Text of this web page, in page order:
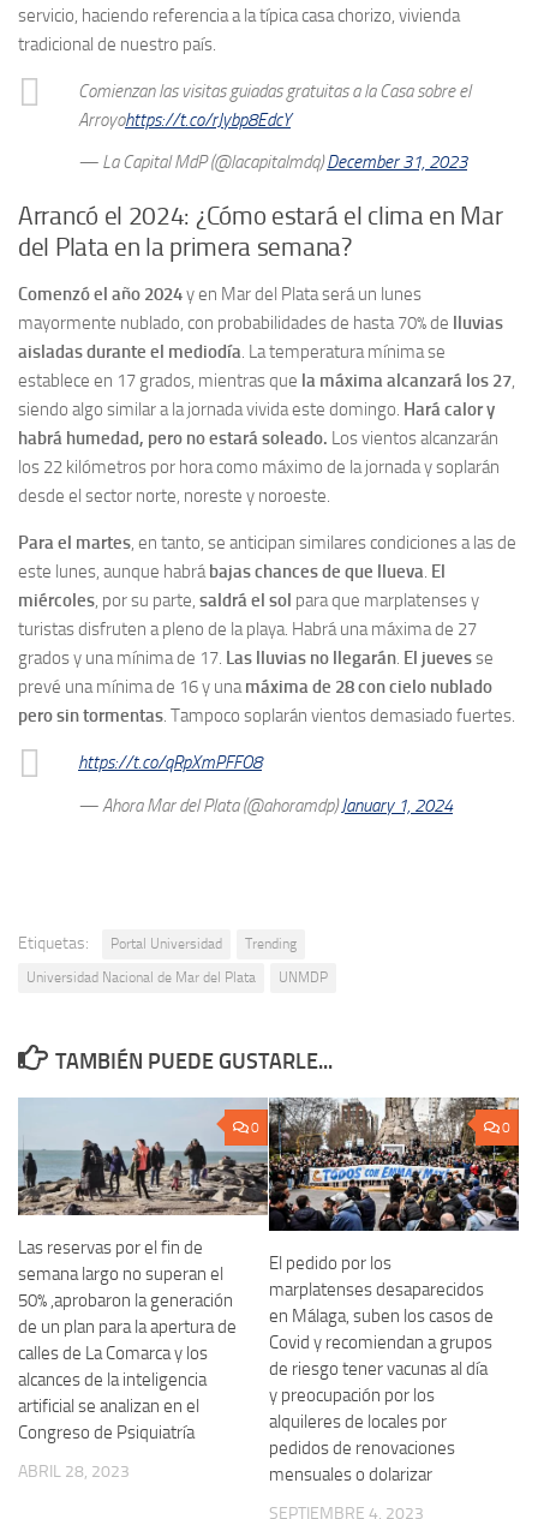
servicio, haciendo referencia a la típica casa chorizo, vivienda
tradicional de nuestro país.
Comienzan las visitas guiadas gratuitas a la Casa sobre el
Arroyohttps://t.co/rJybp8EdcY
— La Capital MdP (@lacapitalmdq)December 31, 2023
Arrancó el 2024: ¿Cómo estará el clima en Mar
del Plata en la primera semana?
Comenzó el año 2024y en Mar del Plata será un lunes
mayormente nublado, con probabilidades de hasta 70% de
lluvias
aisladas durante el mediodía. La temperatura mínima se
establece en 17 grados, mientras que la máxima alcanzará los 27,
siendo algo similar a la jornada vivida este domingo. Hará calor y
habrá humedad, pero no estará soleado. Los vientos alcanzarán
los 22 kilómetros por hora como máximo de la jornada y soplarán
desde el sector norte, noreste y noroeste.
Para el martes, en tanto, se anticipan similares condiciones a las de
este lunes, aunque habrá bajas chances de que llueva. El
miércoles, por su parte, saldrá el sol para que marplatenses y
turistas disfruten a pleno de la playa. Habrá una máxima de 27
grados y una mínima de 17. Las lluvias no llegarán. El juevesse
prevé una mínima de 16 y unamáxima de 28 con cielo nublado
pero sin tormentas. Tampoco soplarán vientos demasiado fuertes.
https://t.co/qRpXmPFFO8
— Ahora Mar del Plata (@ahoramdp)January 1, 2024
Etiquetas: Portal Universidad
Trending
Universidad Nacional de Mar del Plata
UNMDP
TAMBIÉN PUEDE GUSTARLE...
0
Las reservas por el fin de
semana largo no superan el
50% ,aprobaron la generación
de un plan para la apertura de
calles de La Comarca y los
alcances de la inteligencia
artificial se analizan en el
Congreso de Psiquiatría
ABRIL 28, 2023
0
El pedido por los
marplatenses desaparecidos
en Málaga, suben los casos de
Covid y recomiendan a grupos
de riesgo tener vacunas al día
y preocupación por los
alquileres de locales por
pedidos de renovaciones
mensuales o dolarizar
SEPTIEMBRE 4, 2023